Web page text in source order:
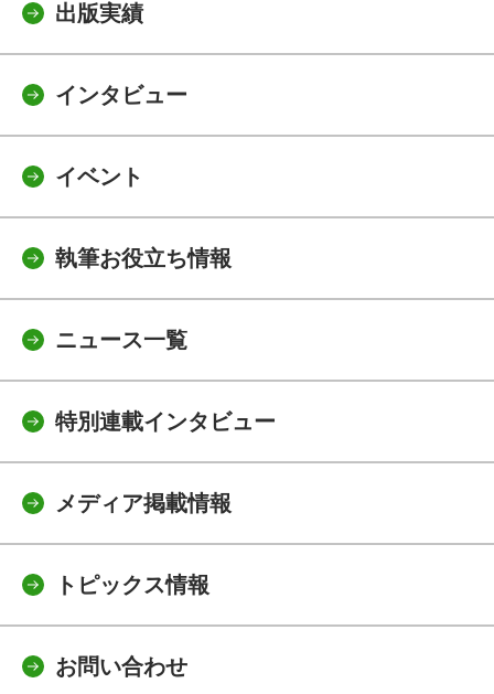
出版実績
インタビュー
イベント
執筆お役立ち情報
ニュース一覧
特別連載インタビュー
メディア掲載情報
トピックス情報
お問い合わせ